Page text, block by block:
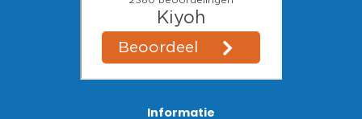
Informatie